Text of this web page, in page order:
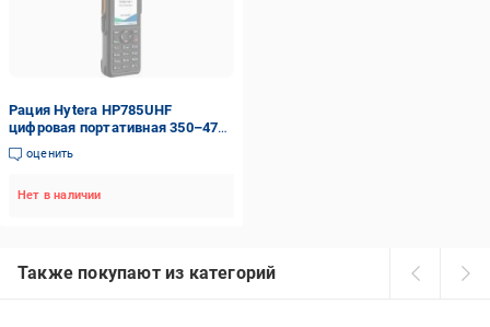
Рация Hytera HP785UHF
цифровая портативная 350–470
МГц 4 Вт 1024 канала
оценить
Нет в наличии
Также покупают из категорий